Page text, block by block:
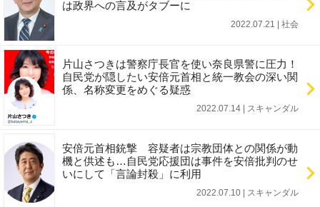
は政界への言及がタブーに
2022.07.21 | 社会
片山さつきは警察庁長官を使い奈良県警に圧力！
自民党が隠したい安倍元首相と統一教会の深い関
係、名称変更をめぐる疑惑
2022.07.14 | スキャンダル
安倍元首相銃撃 容疑者は宗教団体との関係が動
機と供述も…自民党応援団は事件を安倍批判のせ
いにして「言論封殺」に利用
2022.07.10 | スキャンダル